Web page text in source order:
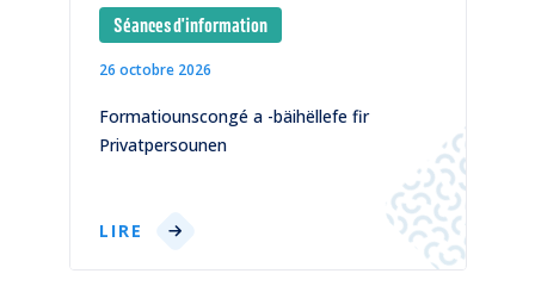
Séances d'information
26 octobre 2026
Formatiounscongé a -bäihëllefe fir
Privatpersounen
LIRE